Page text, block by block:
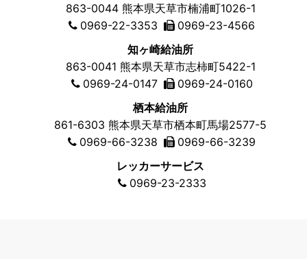
863-0044 熊本県天草市楠浦町1026-1
0969-22-3353
0969-23-4566
知ヶ崎給油所
863-0041 熊本県天草市志柿町5422-1
0969-24-0147
0969-24-0160
栖本給油所
861-6303 熊本県天草市栖本町馬場2577-5
0969-66-3238
0969-66-3239
レッカーサービス
0969-23-2333